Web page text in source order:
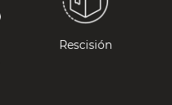
Rescisión